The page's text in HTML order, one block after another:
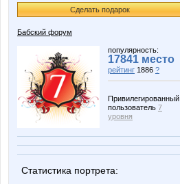
Сделать подарок
Бабский форум
популярность:
17841 место
рейтинг 1886 ?
Привилегированный
пользователь 7
уровня
Статистика портрета: